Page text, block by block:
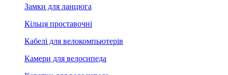
Замки для ланцюга
Кільця проставочні
Кабелі для велокомпьютерів
Камери для велосипеда